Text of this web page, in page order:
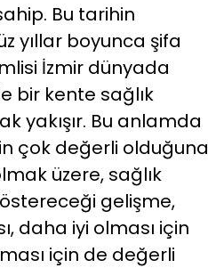
Bu tarihin
yıllar boyunca şifa
İzmir dünyada
bir kente sağlık
yakışır. Bu anlamda
çok değerli olduğuna
üzere, sağlık
gelişme,
daha iyi olması için
için de değerli